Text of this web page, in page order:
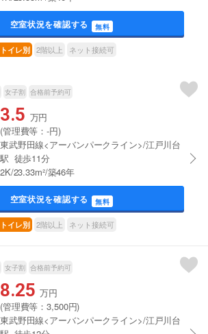
空室状況を確認する 無料
イレ別 2階以上 ネット接続可
女子割 合格前予約可
3.5 万円
(管理費等：-円)
東武野田線<アーバンパークライン>/江戸川台
駅 徒歩11分
2K/23.33m²/築46年
空室状況を確認する 無料
イレ別 2階以上 ネット接続可
女子割 合格前予約可
8.25 万円
(管理費等：3,500円)
東武野田線<アーバンパークライン>/江戸川台